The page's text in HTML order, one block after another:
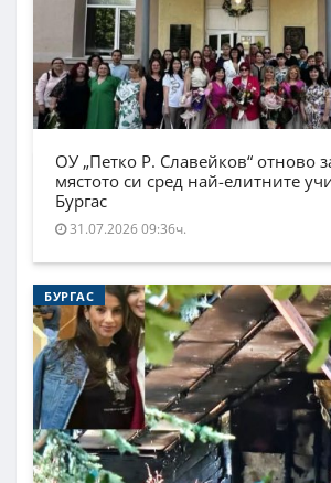
ОУ „Петко Р. Славейков“ отново
мястото си сред най-елитните
Бургас
31.07.2026 09:36ч.
БУРГАС